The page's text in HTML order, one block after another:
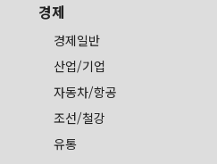
경제
경제일반
산업/기업
자동차/항공
조선/철강
유통